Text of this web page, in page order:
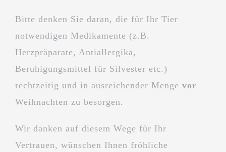
Bitte denken Sie daran, die für Ihr Tier
notwendigen Medikamente (z.B.
Herzpräparate, Antiallergika,
Beruhigungsmittel für Silvester etc.)
rechtzeitig und in ausreichender Menge vor
Weihnachten zu besorgen.
Wir danken auf diesem Wege für Ihr
Vertrauen, wünschen Ihnen fröhliche